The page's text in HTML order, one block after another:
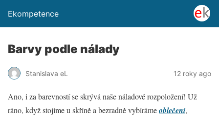
Ekompetence
Barvy podle nálady
Stanislava eL 12 roky ago
Ano, i za barevností se skrývá naše náladové rozpoložení! Už
ráno, když stojíme u skříně a bezradně vybírámeoblečení,